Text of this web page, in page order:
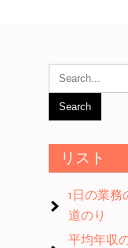
リスト
1日の業
道のり
平均年収